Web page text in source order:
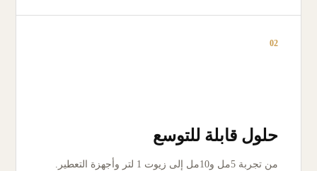
02
حلول قابلة للتوسع
من تجربة 5مل و10مل إلى زيوت 1 لتر وأجهزة التعطير.